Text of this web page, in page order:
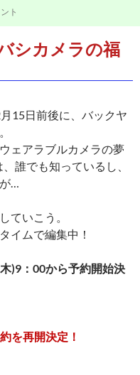
ト
シカメラの福
15日前後に、バックヤ
ェアラブルカメラの夢
誰でも知っているし、
…
ていこう。
イムで編集中！
)9：00から予約開始決
を再開決定！